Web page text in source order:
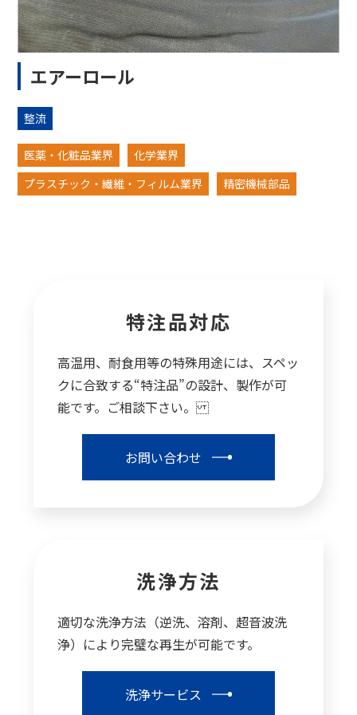
エアーロール
整流
医薬・化粧品業界
化学業界
プラスチック・繊維・フィルム業界
精密機械部品
特注品対応
高温用、耐食用等の特殊用途には、スペッ
クに合致する“特注品”の設計、製作が可
能です。ご相談下さい。
お問い合わせ
洗浄方法
適切な洗浄方法（逆洗、溶剤、超音波洗
浄）により完璧な再生が可能です。
洗浄サービス